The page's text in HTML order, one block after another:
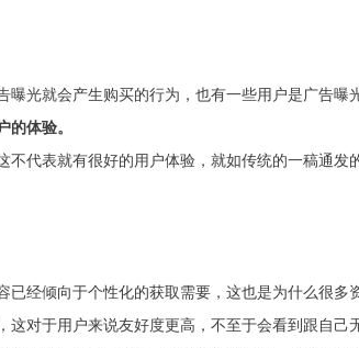
光就会产生购买的行为，也有一些用户是广告曝
的体验。
代表就有很好的用户体验，就如传统的一稿通发
已经倾向于个性化的获取需要，这也是为什么很多
对于用户来说友好度更高，不至于会看到跟自己